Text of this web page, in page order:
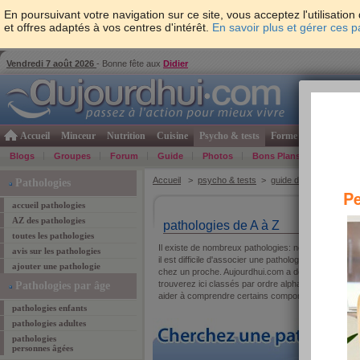
En poursuivant votre navigation sur ce site, vous acceptez
et offres adaptés à vos centres d'intérêt. En savoir plus et gérer ces
Vendredi 7 août 2026 - Bonne fête aux Didier
Accueil Minceur Nutrition Cuisine Psycho & tests Forme & santé
Blogs Groupes Forum Guide Photos Bons Plans
Pathologies
accueil pathologies
AZ des pathologies
toutes les pathologies
avis sur les pathologies
ajouter une pathologie
Pathologies par âge
pathologies enfants
pathologies adultes
pathologies
personnes âgées
Accueil > psycho & tests > guide des pathologies
pathologies de A à Z
Il existe de nombreux pathologies: névrose
il est difficile d'associer une pathologie à un
chez un proche. Aujourdhui.com a donc regroupé
trouverez ici classés par ordre alphabétique.
aider à comprendre certains comportements